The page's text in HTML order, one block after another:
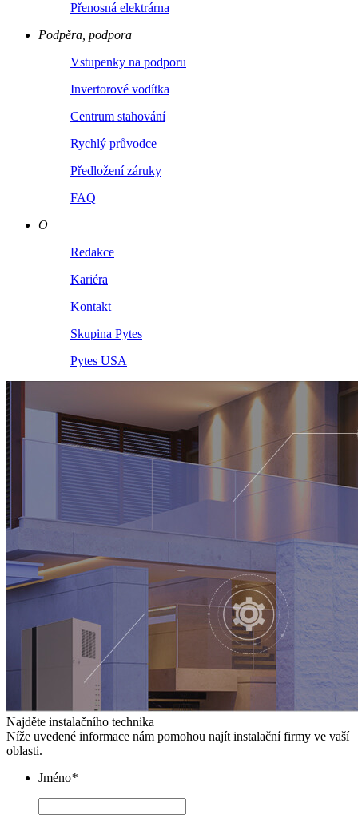
Přenosná elektrárna
Podpěra, podpora
Vstupenky na podporu
Invertorové vodítka
Centrum stahování
Rychlý průvodce
Předložení záruky
FAQ
O
Redakce
Kariéra
Kontakt
Skupina Pytes
Pytes USA
Najděte instalačního technika
Níže uvedené informace nám pomohou najít instalační firmy ve vaší
oblasti.
Jméno*